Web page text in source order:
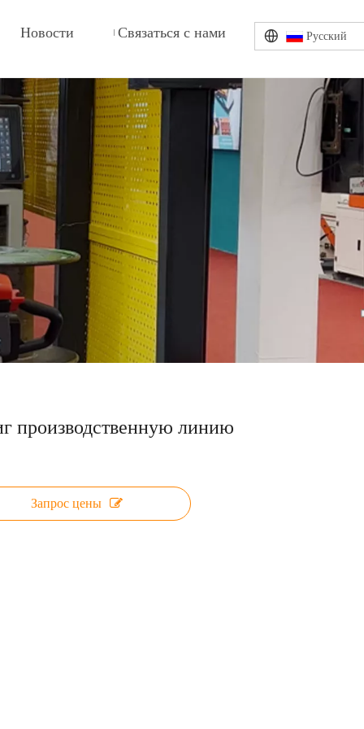
Новости Связаться с нами Pусский
производственную линию
Запрос цены